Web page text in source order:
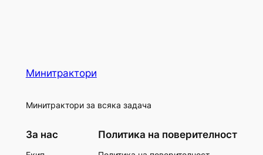
Минитрактори
Минитрактори за всяка задача
За нас Политика на поверителност